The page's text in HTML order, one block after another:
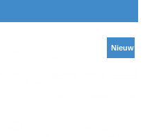
Nieuw